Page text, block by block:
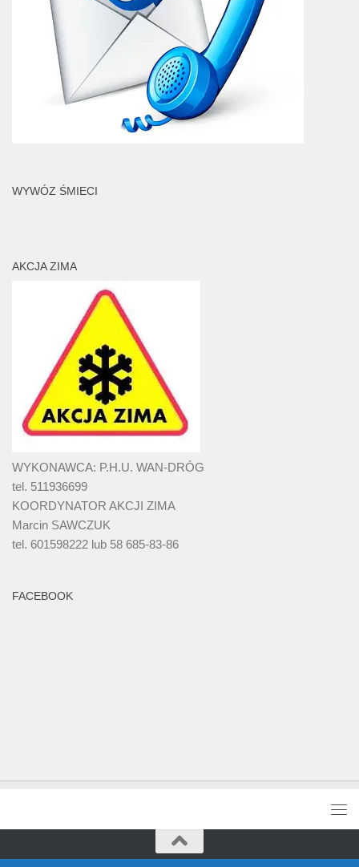
WYWÓZ ŚMIECI
AKCJA ZIMA
WYKONAWCA: P.H.U. WAN-DRÓG
tel. 511936699
KOORDYNATOR AKCJI ZIMA
Marcin SAWCZUK
tel. 601598222 lub 58 685-83-86
FACEBOOK